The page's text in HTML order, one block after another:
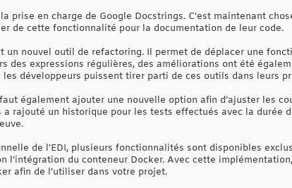
prise en charge de Google Docstrings. C’est maintenant
de cette fonctionnalité pour la documentation de leur code.
un nouvel outil de refactoring. Il permet de déplacer une
des expressions régulières, des améliorations ont été
développeurs puissent tirer parti de ces outils dans leurs
également ajouter une nouvelle option afin d’ajuster les
a rajouté un historique pour les tests effectués avec la durée
de l’EDI, plusieurs fonctionnalités sont disponibles
l’intégration du conteneur Docker. Avec cette
afin de l’utiliser dans votre projet.